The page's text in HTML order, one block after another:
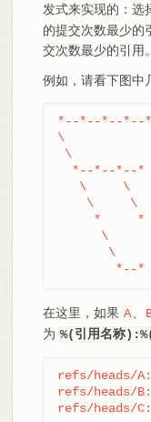
发式来实现的：选
的提交次数最少的
交次数最少的引用。
例如，请看下图中
*--*--*--*--
\
\
*--*--*--*
   \     \
    \     \
*     *
      \
       \
*--
在这里，如果 A
为 %(引用名称
refs/heads/A:
refs/heads/
refs/heads/C: